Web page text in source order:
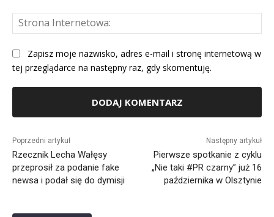
Zapisz moje nazwisko, adres e-mail i stronę internetową w
tej przeglądarce na następny raz, gdy skomentuję.
Poprzedni artykuł
Rzecznik Lecha Wałęsy
przeprosił za podanie fake
newsa i podał się do dymisji
Następny artykuł
Pierwsze spotkanie z cyklu
„Nie taki #PR czarny” już 16
października w Olsztynie